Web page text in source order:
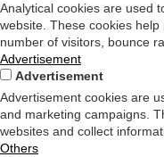
Analytical cookies are used
website. These cookies
number of visitors, bounce
Advertisement
Advertisement
Advertisement cookies are
and marketing campaigns.
websites and collect
Others